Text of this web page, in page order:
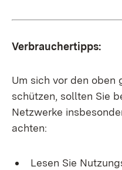
Verbrauchertipps:
Um sich vor den oben
schützen, sollten Sie
Netzwerke
achten:
Lesen Sie